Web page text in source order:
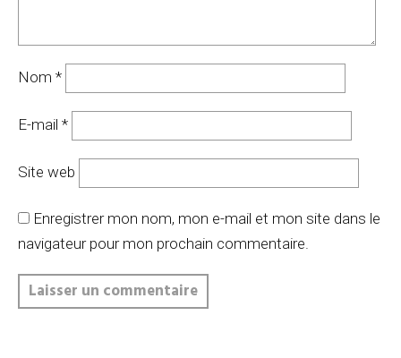
Nom *
E-mail *
Site web
Enregistrer mon nom, mon e-mail et mon site dans le
navigateur pour mon prochain commentaire.